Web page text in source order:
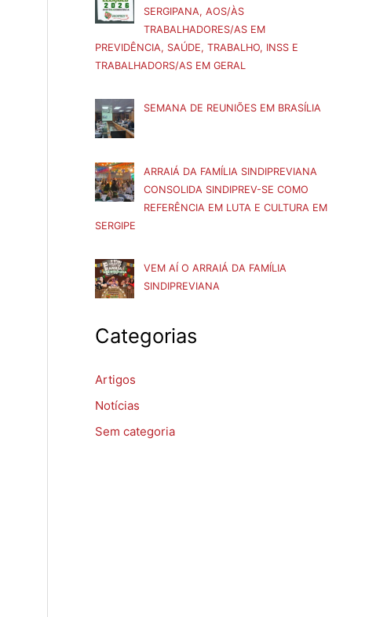
SERGIPANA, AOS/ÀS
TRABALHADORES/AS EM
PREVIDÊNCIA, SAÚDE, TRABALHO, INSS E
TRABALHADORS/AS EM GERAL
SEMANA DE REUNIÕES EM BRASÍLIA
ARRAIÁ DA FAMÍLIA SINDIPREVIANA
CONSOLIDA SINDIPREV-SE COMO
REFERÊNCIA EM LUTA E CULTURA EM
SERGIPE
VEM AÍ O ARRAIÁ DA FAMÍLIA
SINDIPREVIANA
Categorias
Artigos
Notícias
Sem categoria